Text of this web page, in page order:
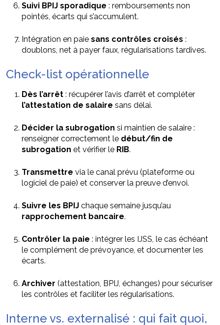
Suivi BPIJ sporadique : remboursements non
pointés, écarts qui s’accumulent.
Intégration en paie sans contrôles croisés :
doublons, net à payer faux, régularisations tardives.
Check-list opérationnelle
Dès l’arrêt : récupérer l’avis d’arrêt et compléter
l’attestation de salaire sans délai.
Décider la subrogation si maintien de salaire :
renseigner correctement le début/fin de
subrogation et vérifier le RIB.
Transmettre via le canal prévu (plateforme ou
logiciel de paie) et conserver la preuve d’envoi.
Suivre les BPIJ chaque semaine jusqu’au
rapprochement bancaire.
Contrôler la paie : intégrer les IJSS, le cas échéant
le complément de prévoyance, et documenter les
écarts.
Archiver (attestation, BPIJ, échanges) pour sécuriser
les contrôles et faciliter les régularisations.
Interne vs. externalisé : qui fait quoi,